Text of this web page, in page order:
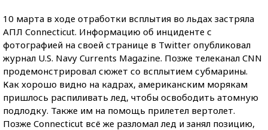
10 марта в ходе отработки всплытия во льдах застряла
АПЛ Connecticut. Информацию об инциденте с
фотографией на своей странице в Twitter опубликовал
журнал U.S. Navy Currents Magazine. Позже телеканал CNN
продемонстрировал сюжет со всплытием субмарины.
Как хорошо видно на кадрах, американским морякам
пришлось распиливать лед, чтобы освободить атомную
подлодку. Также им на помощь прилетел вертолет.
Позже Connecticut всё же разломал лед и занял позицию,